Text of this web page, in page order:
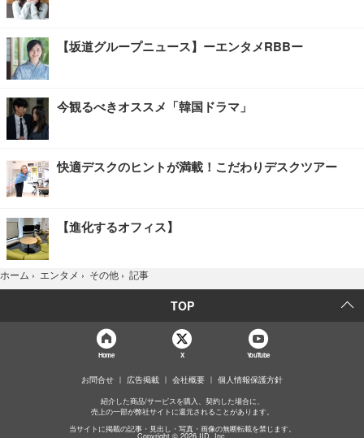
【坂道グループニュース】ーエンタメRBBー
今観るべきオススメ「韓国ドラマ」
快適デスクのヒントが満載！こだわりデスクツアー
【進化するオフィス】
ホーム › エンタメ › その他 › 記事
TOP
Home X YouTube
お問合せ 広告掲載 会社概要 個人情報保護方針
紹介した商品/サービスを購入、契約した場合に、
売上の一部が弊社サイトに還元されることがあります。
当サイトに掲載の記事・見出し・写真・画像の無断転載を禁じます。